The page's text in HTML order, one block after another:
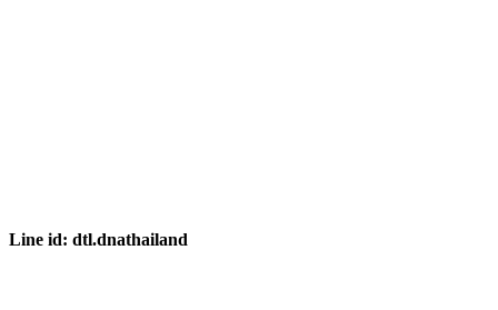
Line id: dtl.dnathailand